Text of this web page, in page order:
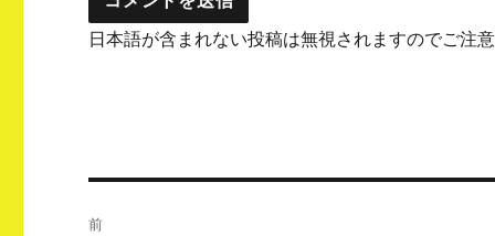
日本語が含まれない投稿は無視されますのでご注
前